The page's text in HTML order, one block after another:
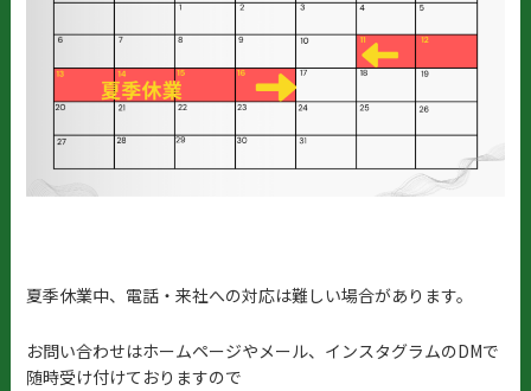
夏季休業中、電話・来社への対応は難しい場合があります。
お問い合わせはホームページやメール、インスタグラムのDMで
随時受け付けておりますので